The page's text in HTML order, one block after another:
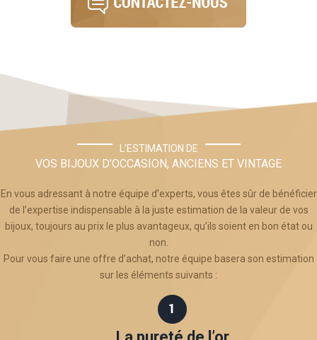
L’ESTIMATION DE
VOS BIJOUX D’OCCASION, ANCIENS ET VINTAGE
En vous adressant à notre équipe d’experts, vous êtes sûr de bénéficier
de l’expertise indispensable à la juste estimation de la valeur de vos
bijoux, toujours au prix le plus avantageux, qu’ils soient en bon état ou
non.
Pour vous faire une offre d’achat, notre équipe basera son estimation
sur les éléments suivants :